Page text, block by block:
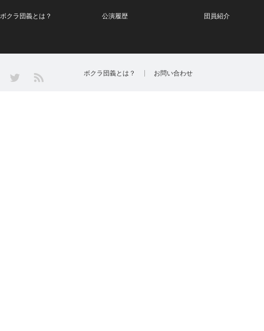
ボクラ団義とは？ 公演履歴 団員紹介
Twitter ボクラ団義とは？ お問い合わせ